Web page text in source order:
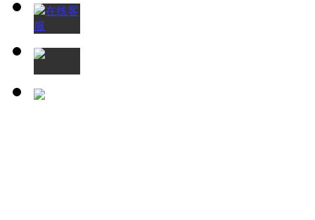
在线客
服